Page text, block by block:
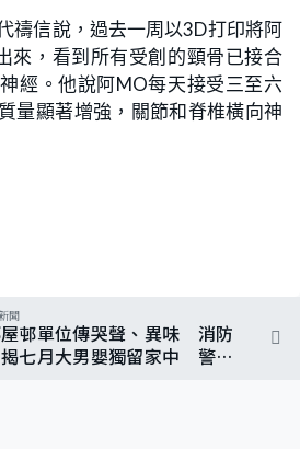
0
.
9
1
%
禱信說，過去一周以3D打印將阿
來，看到所有受創的頸骨已接合
經。他說阿MO每天接受三至六
量顯著增強，關節和脊椎橫向神
聞
邨單位傳哭聲、異味 消防
七月大男嬰獨留家中 警拘